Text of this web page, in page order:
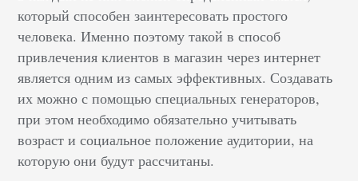
который способен заинтересовать простого
человека. Именно поэтому такой в способ
привлечения клиентов в магазин через интернет
является одним из самых эффективных. Создавать
их можно с помощью специальных генераторов,
при этом необходимо обязательно учитывать
возраст и социальное положение аудитории, на
которую они будут рассчитаны.